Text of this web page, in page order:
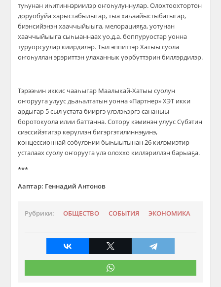
туһунан иһитиннэриилэр оҥоһулуннулар. Олохтоохтортон
доруобуйа харыстабылыгар, тыа хаһаайыстыбатыгар,
биэнсийэнэн хааччыйыыга, мелорацияҕа, уотунан
хааччыйыыга сыһыаннаах уо.д.а. боппуруостар уонна
туруорсуулар киирдилэр. Тыл эппиттэр Хатыы суола
оҥоһуллан эрэриттэн улаханнык үөрбүттэрин биллэрдилэр.
Тэрээһин иккис чааһыгар Маалыкай-Хатыы суолун
оҥорууга улуус дьаһалтатын уонна «Партнер» ХЭТ икки
ардыгар 5 сыл устата бииргэ үлэлэһэргэ сананыы
боротокуола илии баттанна. Сотору кэминэн улуус Сүбэтин
сиэссийэтигэр көрүллэн бигэргэтилиннэҕинэ,
концессионнай сөбүлэһии быһыытынан 26 килэмиэтир
усталаах суолу оҥорууга үлэ олоххо киллэриллэн барыаҕа.
***
Ааптар: Геннадий Антонов
Рубрики: ОБЩЕСТВО СОБЫТИЯ ЭКОНОМИКА